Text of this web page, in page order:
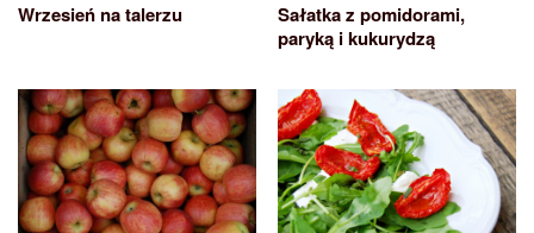
Wrzesień na talerzu
Sałatka z pomidorami,
paryką i kukurydzą